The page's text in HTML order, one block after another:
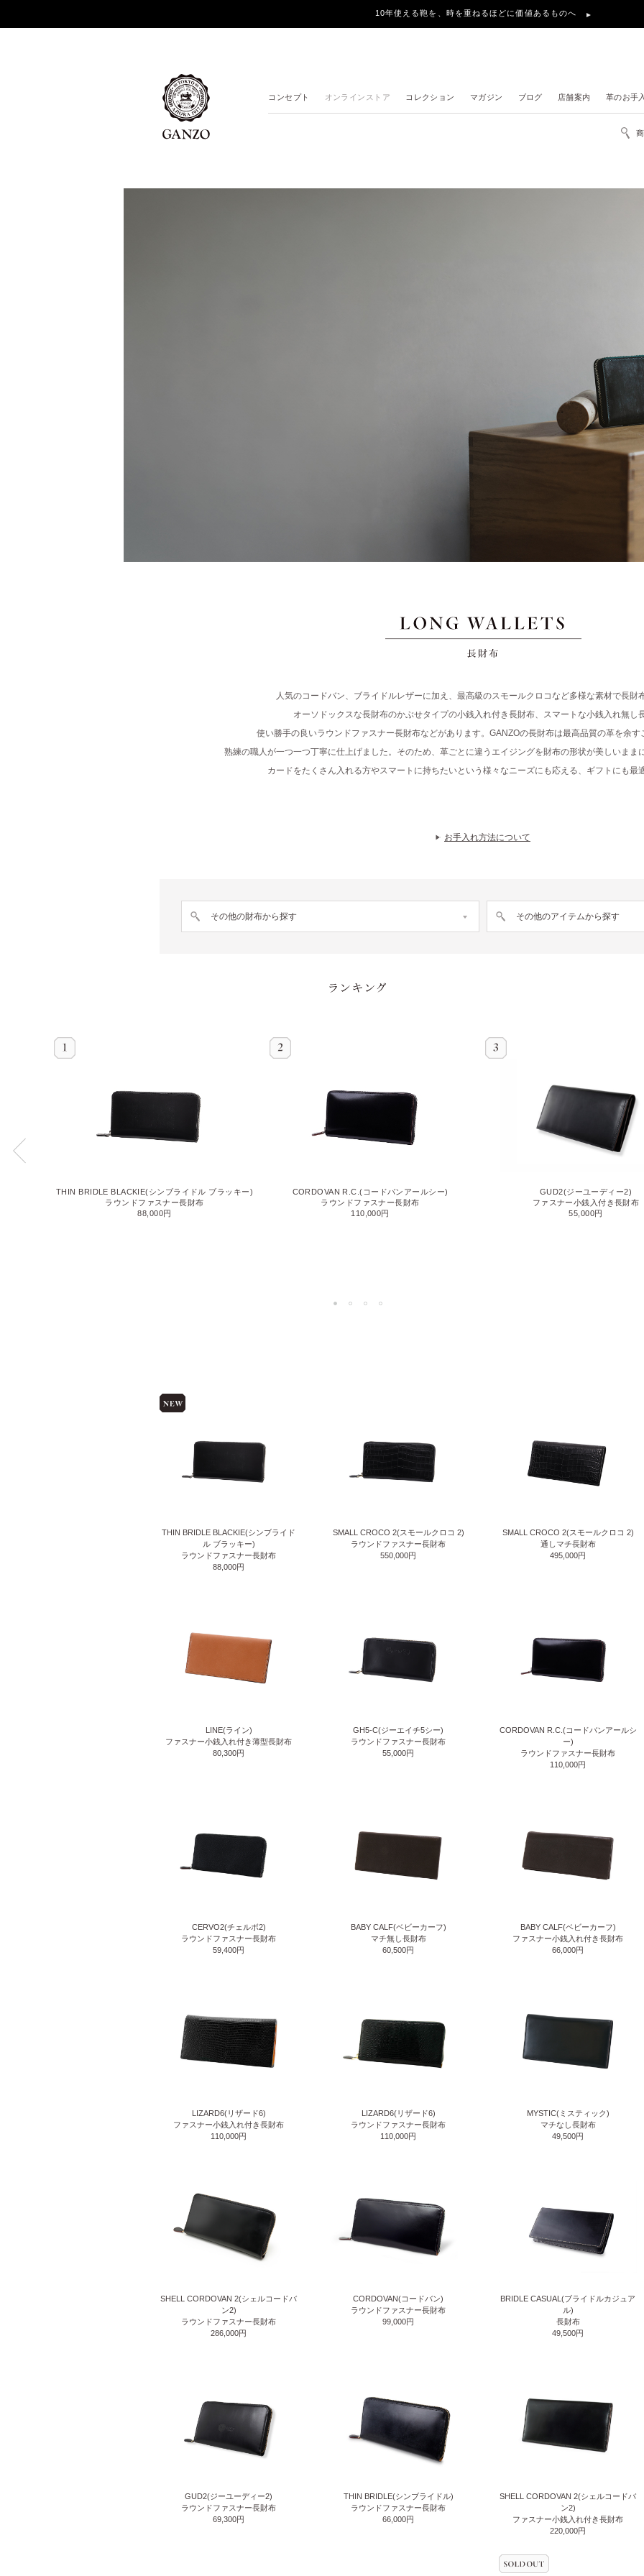
地震の影響による、お届け遅延について
コンセプト オンラインストア コレクション マガジン ブログ 店舗案内 革のお手
人気のコードバン、ブライドルレザーに加え、最高級のスモールクロコなど多様な素材で長財
オーソドックスな長財布のかぶせタイプの小銭入れ付き長財布、スマートな小銭入れ無し
使い勝手の良いラウンドファスナー長財布などがあります。GANZOの長財布は最高品質の革を余す
熟練の職人が一つ一つ丁寧に仕上げました。そのため、革ごとに違うエイジングを財布の形状が美しいまま
カードをたくさん入れる方やスマートに持ちたいという様々なニーズにも応える、ギフトにも最
お手入れ方法について
その他の財布から探す その他のアイテムから探す
THIN BRIDLE BLACKIE(シンブライドル ブラッキー)
ラウンドファスナー長財布
88,000円
CORDOVAN R.C.(コードバンアールシー)
ラウンドファスナー長財布
110,000円
GUD2(ジーユーディー2)
ファスナー小銭入付き長財布
55,000円
THIN BRIDLE BLACKIE(シンブライド
ル ブラッキー)
ラウンドファスナー長財布
88,000円
SMALL CROCO 2(スモールクロコ 2)
ラウンドファスナー長財布
550,000円
SMALL CROCO 2(スモールクロコ 2)
通しマチ長財布
495,000円
LINE(ライン)
ファスナー小銭入れ付き薄型長財布
80,300円
GH5-C(ジーエイチ5シー)
ラウンドファスナー長財布
55,000円
CORDOVAN R.C.(コードバンアールシ
ー)
ラウンドファスナー長財布
110,000円
CERVO2(チェルボ2)
ラウンドファスナー長財布
59,400円
BABY CALF(ベビーカーフ)
マチ無し長財布
60,500円
BABY CALF(ベビーカーフ)
ファスナー小銭入れ付き長財布
66,000円
LIZARD6(リザード6)
ファスナー小銭入れ付き長財布
110,000円
LIZARD6(リザード6)
ラウンドファスナー長財布
110,000円
MYSTIC(ミスティック)
マチなし長財布
49,500円
SHELL CORDOVAN 2(シェルコードバ
ン2)
ラウンドファスナー長財布
286,000円
CORDOVAN(コードバン)
ラウンドファスナー長財布
99,000円
BRIDLE CASUAL(ブライドルカジュア
ル)
長財布
49,500円
GUD2(ジーユーディー2)
ラウンドファスナー長財布
69,300円
THIN BRIDLE(シンブライドル)
ラウンドファスナー長財布
66,000円
SHELL CORDOVAN 2(シェルコードバ
ン2)
ファスナー小銭入れ付き長財布
220,000円